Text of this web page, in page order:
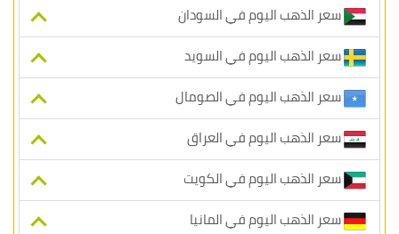
سعر الذهب اليوم في السودان
سعر الذهب اليوم في السويد
سعر الذهب اليوم في الصومال
سعر الذهب اليوم في العراق
سعر الذهب اليوم في الكويت
سعر الذهب اليوم في المانيا